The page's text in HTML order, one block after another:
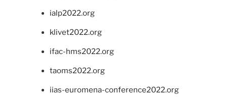
ialp2022.org
klivet2022.org
ifac-hms2022.org
taoms2022.org
iias-euromena-conference2022.org